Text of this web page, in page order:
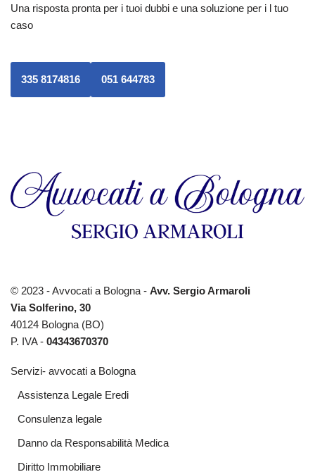
Una risposta pronta per i tuoi dubbi e una soluzione per i l tuo
caso
335 8174816 051 644783
© 2023 - Avvocati a Bologna - Avv. Sergio Armaroli
Via Solferino, 30
40124 Bologna (BO)
P. IVA - 04343670370
Servizi- avvocati a Bologna
Assistenza Legale Eredi
Consulenza legale
Danno da Responsabilità Medica
Diritto Immobiliare